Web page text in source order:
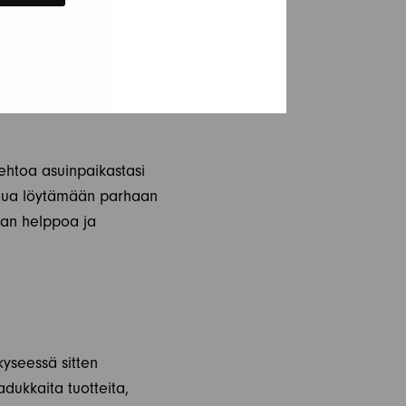
suoraan
asuinpaikastasi
löytämään parhaan
helppoa ja
sitten
tuotteita,